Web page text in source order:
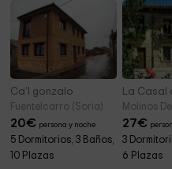
Ca'l gonzalo
Fuentelcarro (Soria)
20€ persona y noche
5 Dormitorios, 3 Baños,
10 Plazas
La Casal
Molinos
27€
3
6 Plazas